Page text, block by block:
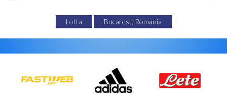
Lotta Bucarest, Romania